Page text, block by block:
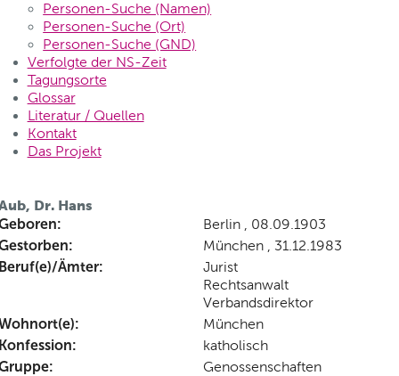
Personen-Suche (Namen)
Personen-Suche (Ort)
Personen-Suche (GND)
Verfolgte der NS-Zeit
Tagungsorte
Glossar
Literatur / Quellen
Kontakt
Das Projekt
Dr. Hans
Berlin , 08.09.1903
München , 31.12.1983
Ämter:
Jurist
Rechtsanwalt
Verbandsdirektor
München
katholisch
Genossenschaften